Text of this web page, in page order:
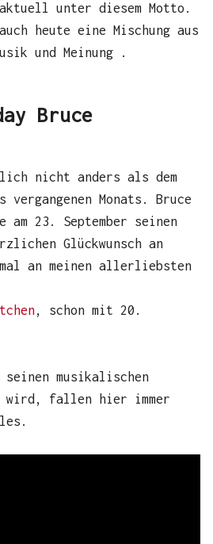
unter diesem Motto.
heute eine Mischung aus
und Meinung .
Bruce
nicht anders als dem
vergangenen Monats. Bruce
23. September seinen
Glückwunsch an
an meinen allerliebsten
, schon mit 20.
seinen musikalischen
wird, fallen hier immer